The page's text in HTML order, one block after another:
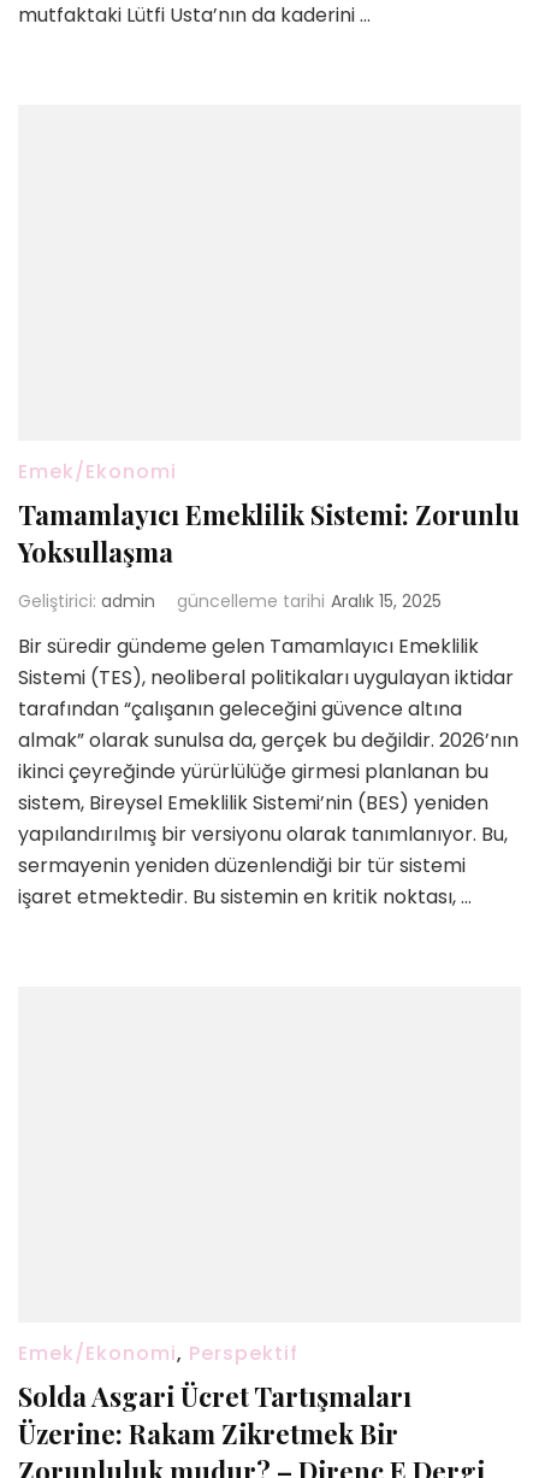
mutfaktaki Lütfi Usta’nın da kaderini …
Emek/Ekonomi
Tamamlayıcı Emeklilik Sistemi: Zorunlu
Yoksullaşma
Geliştirici: admin güncelleme tarihi Aralık 15, 2025
Bir süredir gündeme gelen Tamamlayıcı Emeklilik
Sistemi (TES), neoliberal politikaları uygulayan iktidar
tarafından “çalışanın geleceğini güvence altına
almak” olarak sunulsa da, gerçek bu değildir. 2026’nın
ikinci çeyreğinde yürürlülüğe girmesi planlanan bu
sistem, Bireysel Emeklilik Sistemi’nin (BES) yeniden
yapılandırılmış bir versiyonu olarak tanımlanıyor. Bu,
sermayenin yeniden düzenlendiği bir tür sistemi
işaret etmektedir. Bu sistemin en kritik noktası, …
Emek/Ekonomi, Perspektif
Solda Asgari Ücret Tartışmaları
Üzerine: Rakam Zikretmek Bir
Zorunluluk mudur? – Direnç E Dergi